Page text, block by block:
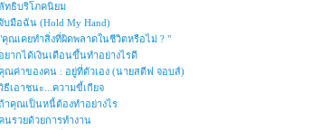
ทธิบริโภคนิยม
บมือฉัน (Hold My Hand)
คุณเคยทำสิ่งที่ผิดพลาดในชีวิตหรือไม่ ? "
ยากได้เงินเดือนขึ้นทำอย่างไรดี
ณค่าของคน : อยู่ที่ตัวเอง (นายสตีฟ จอบส์)
ธีเอาชนะ...ความขี้เกียจ
าคุณเป็นหนี้ต้องทำอย่างไร
นรวยด้วยการทำงาน